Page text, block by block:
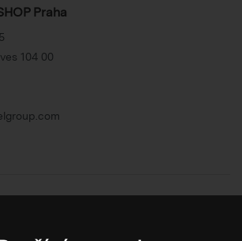
Praha
104 00
oficiálního výrobce obalů